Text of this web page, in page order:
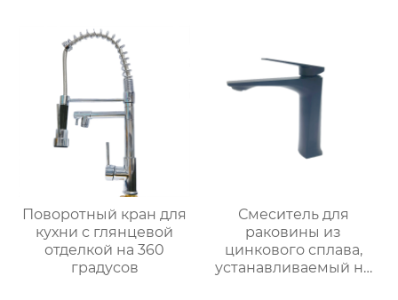
Поворотный кран для
кухни с глянцевой
отделкой на 360
градусов
Смеситель для
раковины из
цинкового сплава,
устанавливаемый на